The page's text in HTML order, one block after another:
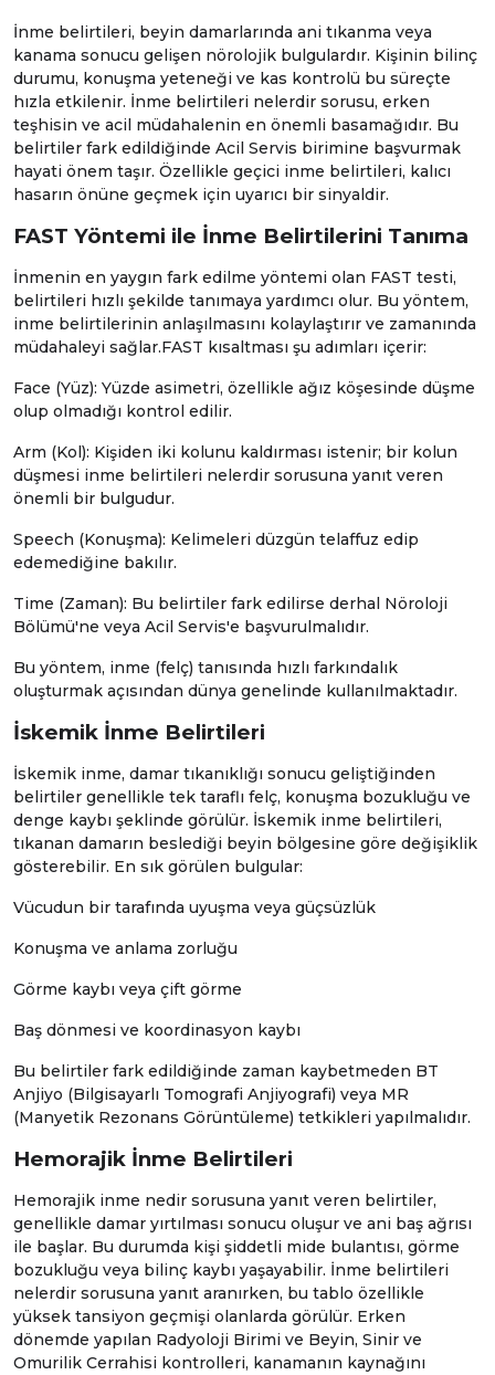
İnme belirtileri, beyin damarlarında ani tıkanma veya
kanama sonucu gelişen nörolojik bulgulardır. Kişinin bilinç
durumu, konuşma yeteneği ve kas kontrolü bu süreçte
hızla etkilenir. İnme belirtileri nelerdir sorusu, erken
teşhisin ve acil müdahalenin en önemli basamağıdır. Bu
belirtiler fark edildiğinde Acil Servis birimine başvurmak
hayati önem taşır. Özellikle geçici inme belirtileri, kalıcı
hasarın önüne geçmek için uyarıcı bir sinyaldir.
FAST Yöntemi ile İnme Belirtilerini Tanıma
İnmenin en yaygın fark edilme yöntemi olan FAST testi,
belirtileri hızlı şekilde tanımaya yardımcı olur. Bu yöntem,
inme belirtilerinin anlaşılmasını kolaylaştırır ve zamanında
müdahaleyi sağlar.FAST kısaltması şu adımları içerir:
Face (Yüz): Yüzde asimetri, özellikle ağız köşesinde düşme
olup olmadığı kontrol edilir.
Arm (Kol): Kişiden iki kolunu kaldırması istenir; bir kolun
düşmesi inme belirtileri nelerdir sorusuna yanıt veren
önemli bir bulgudur.
Speech (Konuşma): Kelimeleri düzgün telaffuz edip
edemediğine bakılır.
Time (Zaman): Bu belirtiler fark edilirse derhal Nöroloji
Bölümü'ne veya Acil Servis'e başvurulmalıdır.
Bu yöntem, inme (felç) tanısında hızlı farkındalık
oluşturmak açısından dünya genelinde kullanılmaktadır.
İskemik İnme Belirtileri
İskemik inme, damar tıkanıklığı sonucu geliştiğinden
belirtiler genellikle tek taraflı felç, konuşma bozukluğu ve
denge kaybı şeklinde görülür. İskemik inme belirtileri,
tıkanan damarın beslediği beyin bölgesine göre değişiklik
gösterebilir. En sık görülen bulgular:
Vücudun bir tarafında uyuşma veya güçsüzlük
Konuşma ve anlama zorluğu
Görme kaybı veya çift görme
Baş dönmesi ve koordinasyon kaybı
Bu belirtiler fark edildiğinde zaman kaybetmeden BT
Anjiyo (Bilgisayarlı Tomografi Anjiyografi) veya MR
(Manyetik Rezonans Görüntüleme) tetkikleri yapılmalıdır.
Hemorajik İnme Belirtileri
Hemorajik inme nedir sorusuna yanıt veren belirtiler,
genellikle damar yırtılması sonucu oluşur ve ani baş ağrısı
ile başlar. Bu durumda kişi şiddetli mide bulantısı, görme
bozukluğu veya bilinç kaybı yaşayabilir. İnme belirtileri
nelerdir sorusuna yanıt aranırken, bu tablo özellikle
yüksek tansiyon geçmişi olanlarda görülür. Erken
dönemde yapılan Radyoloji Birimi ve Beyin, Sinir ve
Omurilik Cerrahisi kontrolleri, kanamanın kaynağını